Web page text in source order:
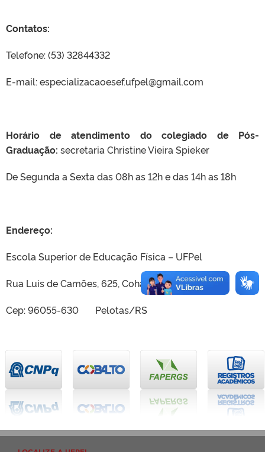
Contatos:
Telefone: (53) 32844332
E-mail: especializacaoesef.ufpel@gmail.com
Horário de atendimento do colegiado de Pós-
Graduação: secretaria Christine Vieira Spieker
De Segunda a Sexta das 08h as 12h e das 14h as 18h
Endereço:
Escola Superior de Educação Física – UFPel
Rua Luis de Camões, 625, Cohab Tablada
Cep: 96055-630 Pelotas/RS